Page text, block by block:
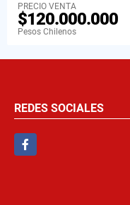
PRECIO VENTA
$120.000.000
Pesos Chilenos
REDES SOCIALES
Facebook